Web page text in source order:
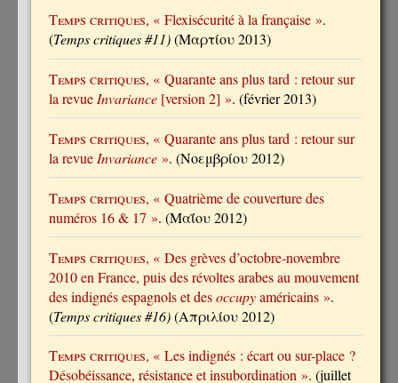
Temps critiques, « Flexisécurité à la française ».
(Temps critiques #11)(Μαρτίου 2013)
Temps critiques, « Quarante ans plus tard : retour sur
la revue Invariance [version 2] ». (février 2013)
Temps critiques, « Quarante ans plus tard : retour sur
la revue Invariance ». (Νοεμβρίου 2012)
Temps critiques, « Quatrième de couverture des
numéros 16 & 17 ». (Μαΐου 2012)
Temps critiques, « Des grèves d’octobre-novembre
2010 en France, puis des révoltes arabes au mouvement
des indignés espagnols et desoccupyaméricains ».
(Temps critiques #16)(Απριλίου 2012)
Temps critiques, « Les indignés : écart ou sur-place ?
Désobéissance, résistance et insubordination ». (juillet